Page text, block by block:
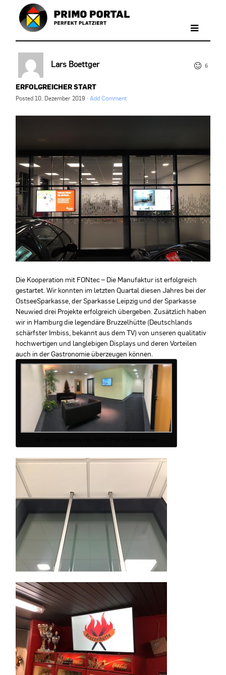
Lars Boettger 6
ERFOLGREICHER START
Posted10. Dezember 2019 ·Add Comment
Die Kooperation mit FONtec – Die Manufaktur ist erfolgreich
gestartet. Wir konnten im letzten Quartal diesen Jahres bei der
OstseeSparkasse, der Sparkasse Leipzig und der Sparkasse
Neuwied drei Projekte erfolgreich übergeben. Zusätzlich haben
wir in Hamburg die legendäre Bruzzelhütte (Deutschlands
schärfster Imbiss, bekannt aus dem TV) von unseren qualitativ
hochwertigen und langlebigen Displays und deren Vorteilen
auch in der Gastronomie überzeugen können.